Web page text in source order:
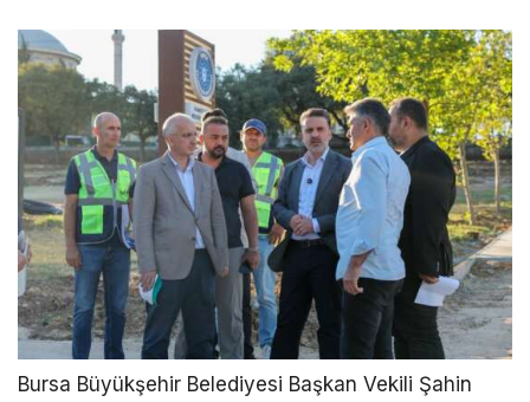
Bursa Büyükşehir Belediyesi Başkan Vekili Şahin